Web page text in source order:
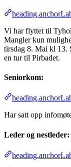
Vi har flyttet til
Mangler kun
tirsdag 8. Mai kl 13.
en tur til Pirbadet.
Seniorkom:
Har satt opp
Leder og nestleder: